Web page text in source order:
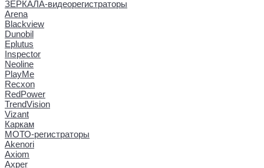
ЗЕРКАЛА-видеорегистраторы
Arena
Blackview
Dunobil
Eplutus
Inspector
Neoline
PlayMe
Recxon
RedPower
TrendVision
Vizant
Каркам
МОТО-регистраторы
Akenori
Axiom
Axper